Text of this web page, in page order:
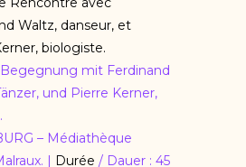
Waltz, danseur, et
biologiste.
mit Ferdinand
und Pierre Kerner,
– Médiathèque
| Durée / Dauer : 45